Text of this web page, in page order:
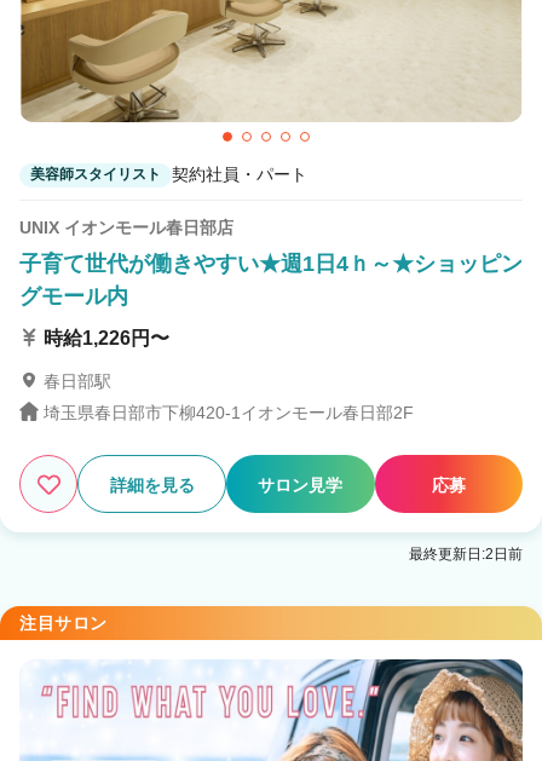
美容師スタイリスト 契約社員・パート
UNIX イオンモール春日部店
子育て世代が働きやすい★週1日4ｈ～★ショッピン
グモール内
時給1,226円〜
春日部駅
埼玉県春日部市下柳420-1イオンモール春日部2F
詳細を見る サロン見学 応募
最終更新日:2日前
注目サロン